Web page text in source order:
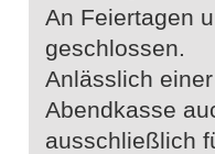
An Feiertagen
geschlossen.
Anlässlich
Abendkasse
ausschließlich